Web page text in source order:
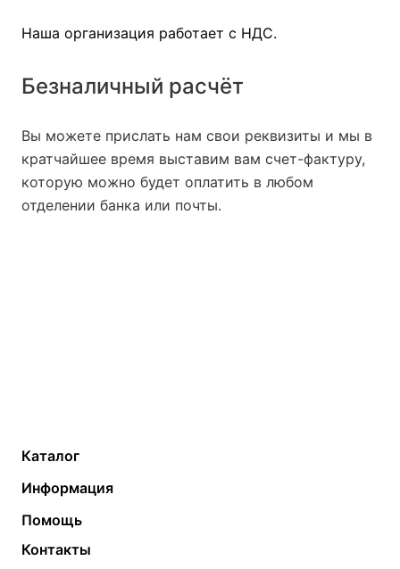
Наша организация работает с НДС.
Безналичный расчёт
Вы можете прислать нам свои реквизиты и мы в
кратчайшее время выставим вам счет-фактуру,
которую можно будет оплатить в любом
отделении банка или почты.
Каталог
Твердотопливные котлы
Электрические котлы
Банные печи
Теплый пол
Радиаторы
Насосы
Информация
Контакты
Статьи
Помощь
Контакты